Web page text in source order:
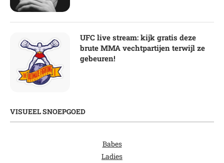
UFC live stream: kijk gratis deze
brute MMA vechtpartijen terwijl ze
gebeuren!
VISUEEL SNOEPGOED
Babes
Ladies